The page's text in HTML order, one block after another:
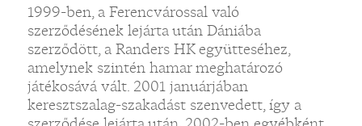
1999-ben, a Ferencvárossal való
szerződésének lejárta után Dániába
szerződött, a Randers HK együtteséhez,
amelynek szintén hamar meghatározó
játékosává vált. 2001 januárjában
keresztszalag-szakadást szenvedett, így a